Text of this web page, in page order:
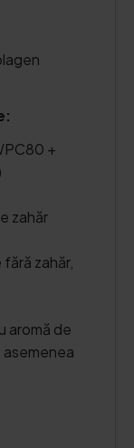
+
zahăr
zahăr,
aromă de